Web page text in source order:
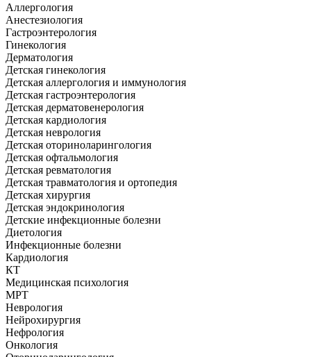
Аллергология
Анестезиология
Гастроэнтерология
Гинекология
Дерматология
Детская гинекология
Детская аллергология и иммунология
Детская гастроэнтерология
Детская дерматовенерология
Детская кардиология
Детская неврология
Детская оториноларингология
Детская офтальмология
Детская ревматология
Детская травматология и ортопедия
Детская хирургия
Детская эндокринология
Детские инфекционные болезни
Диетология
Инфекционные болезни
Кардиология
КТ
Медицинская психология
МРТ
Неврология
Нейрохирургия
Нефрология
Онкология